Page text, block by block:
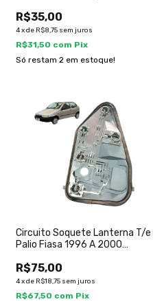
R$35,00
4xde R$8,75 sem juros
R$31,50 com Pix
Só restam 2 em estoque!
Circuito Soquete Lanterna T/e
Palio Fiasa 1996 A 2000
R$75,00
4xde R$18,75 sem juros
R$67,50 com Pix